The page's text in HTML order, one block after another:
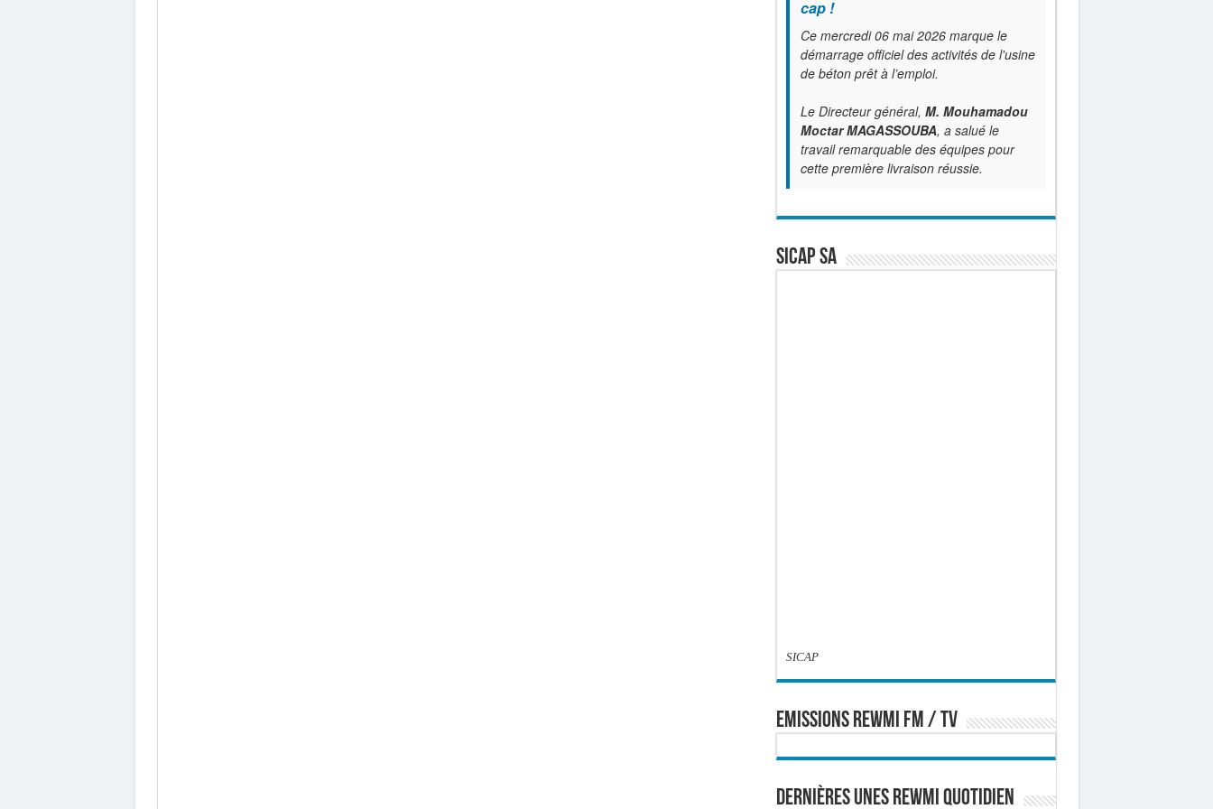
cap !
Ce mercredi 06 mai 2026 marque le
démarrage officiel des activités de l'usine
de béton prêt à l’emploi.
Le Directeur général, M. Mouhamadou
Moctar MAGASSOUBA, a salué le
travail remarquable des équipes pour
cette première livraison réussie.
SICAP SA
SICAP
EMISSIONS REWMI FM / TV
Dernières Unes Rewmi Quotidien